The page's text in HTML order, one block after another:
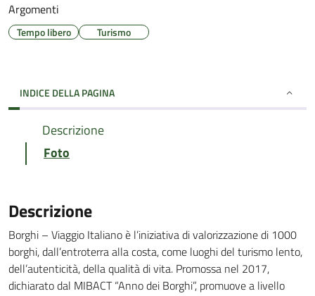
Argomenti
Tempo libero Turismo
INDICE DELLA PAGINA
Descrizione
Foto
Descrizione
Borghi – Viaggio Italiano è l’iniziativa di valorizzazione di 1000
borghi, dall’entroterra alla costa, come luoghi del turismo lento,
dell’autenticità, della qualità di vita. Promossa nel 2017,
dichiarato dal MIBACT “Anno dei Borghi”, promuove a livello